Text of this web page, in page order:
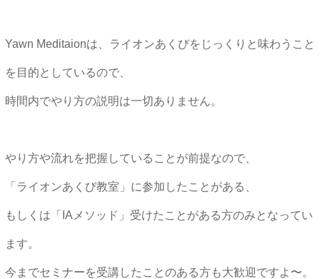
Yawn Meditaionは、ライオンあくびをじっくりと味わうこと
を目的としているので、
時間内でやり方の説明は一切ありません。
やり方や流れを把握していることが前提なので、
「ライオンあくび教室」に参加したことがある、
もしくは「IAメソッド」受けたことがある方のみとなってい
ます。
今までセミナーを受講したことのある方も大歓迎ですよ〜。